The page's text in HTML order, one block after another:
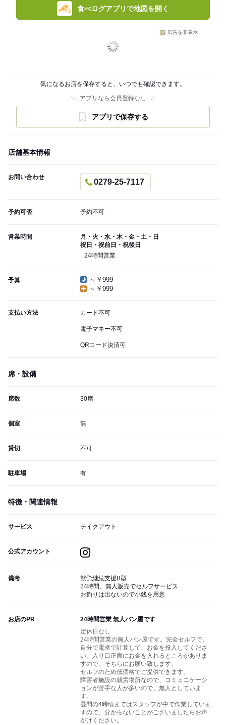
食べログアプリで地図を開く
広告を非表示
気になるお店を保存すると、いつでも確認できます。
アプリなら会員登録なし
アプリで保存する
店舗基本情報
お問い合わせ
0279-25-7117
予約可否 予約不可
営業時間
月・火・水・木・金・土・日
祝日・祝前日・祝後日
24時間営業
予算
～￥999
～￥999
支払い方法 カード不可
電子マネー不可
QRコード決済可
席・設備
席数 30席
個室 無
貸切 不可
駐車場 有
特徴・関連情報
サービス テイクアウト
公式アカウント
備考
就労継続支援B型
24時間、無人販売でセルフサービス
お釣りは出ないので小銭を用意
お店のPR
24時間営業 無人パン屋です
定休日なし
24時間営業の無人パン屋です。完全セルフで、
自分で電卓で計算して、お金を投入してくださ
い。入り口正面にお金を入れるところがありま
すので、そちらにお願い致します。
セルフのため低価格でご提供できます。
障害者施設の就労場所なので、コミュニケーシ
ョンが苦手な人が多いので、無人としていま
す。
昼間の4時頃まではスタッフが中で作業していま
すので、分からないことがございましたらお声
がけください。